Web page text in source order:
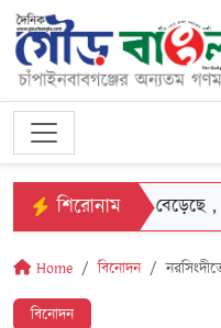
শিরোনাম
মহানন্দায় পানি বেড়েছে ,
Home বিনোদন
বিনোদন